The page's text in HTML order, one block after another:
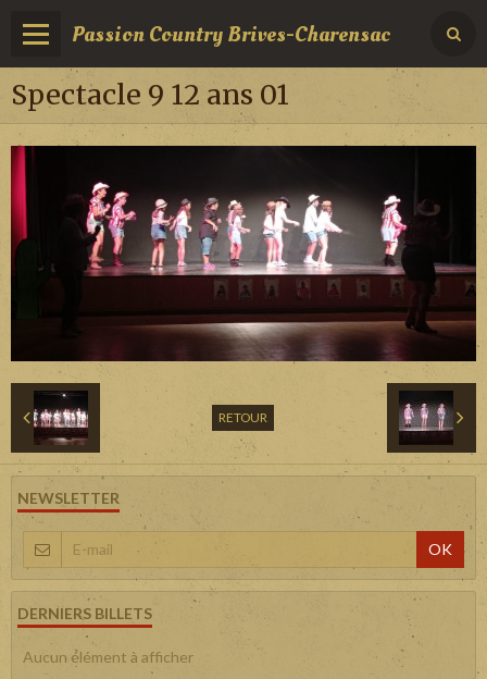
Passion Country Brives-Charensac
Spectacle 9 12 ans 01
RETOUR
NEWSLETTER
OK
DERNIERS BILLETS
Aucun élément à afficher